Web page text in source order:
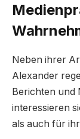
Neben ihrer
Alexander
Berichten und
interessieren
als auch für